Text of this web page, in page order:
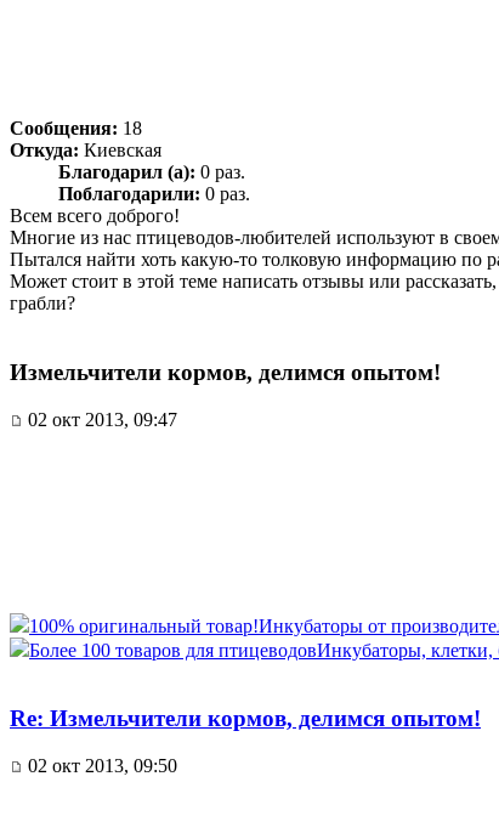
Сообщения: 18
Откуда: Киевская
Благодарил (а): 0 раз.
Поблагодарили: 0 раз.
Всем всего доброго!
Многие из нас птицеводов-любителей используют в
Пытался найти хоть какую-то толковую информацию
Может стоит в этой теме написать отзывы или
грабли?
Измельчители кормов, делимся опытом!
02 окт 2013, 09:47
100% оригинальный товар!Инкубаторы от
Более 100 товаров для птицеводовИнкубаторы, клетки,
Re: Измельчители кормов, делимся опытом!
02 окт 2013, 09:50